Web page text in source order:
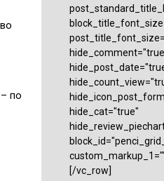
по
hide_cat="true"
[/vc_row]